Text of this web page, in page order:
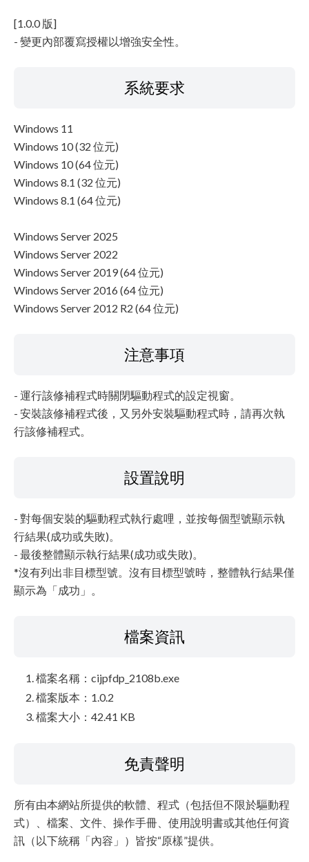
[1.0.0 版]
- 變更內部覆寫授權以增強安全性。
系統要求
Windows 11
Windows 10 (32 位元)
Windows 10 (64 位元)
Windows 8.1 (32 位元)
Windows 8.1 (64 位元)
Windows Server 2025
Windows Server 2022
Windows Server 2019 (64 位元)
Windows Server 2016 (64 位元)
Windows Server 2012 R2 (64 位元)
注意事項
- 運行該修補程式時關閉驅動程式的設定視窗。
- 安裝該修補程式後，又另外安裝驅動程式時，請再次執
行該修補程式。
設置說明
- 對每個安裝的驅動程式執行處哩，並按每個型號顯示執
行結果(成功或失敗)。
- 最後整體顯示執行結果(成功或失敗)。
*沒有列出非目標型號。沒有目標型號時，整體執行結果僅
顯示為「成功」。
檔案資訊
檔案名稱：cijpfdp_2108b.exe
檔案版本：1.0.2
檔案大小：42.41 KB
免責聲明
所有由本網站所提供的軟體、程式（包括但不限於驅動程
式）、檔案、文件、操作手冊、使用說明書或其他任何資
訊（以下統稱「內容」）皆按“原樣”提供。